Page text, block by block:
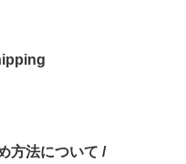
方法について /